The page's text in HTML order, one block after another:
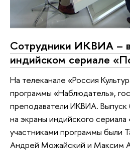
Сотрудники ИКВИА –
индийском сериале
На телеканале «Россия
программы «Наблюдатель»,
преподаватели ИКВИА.
на экраны индийского
участниками программы были
Андрей Можайский и Максим